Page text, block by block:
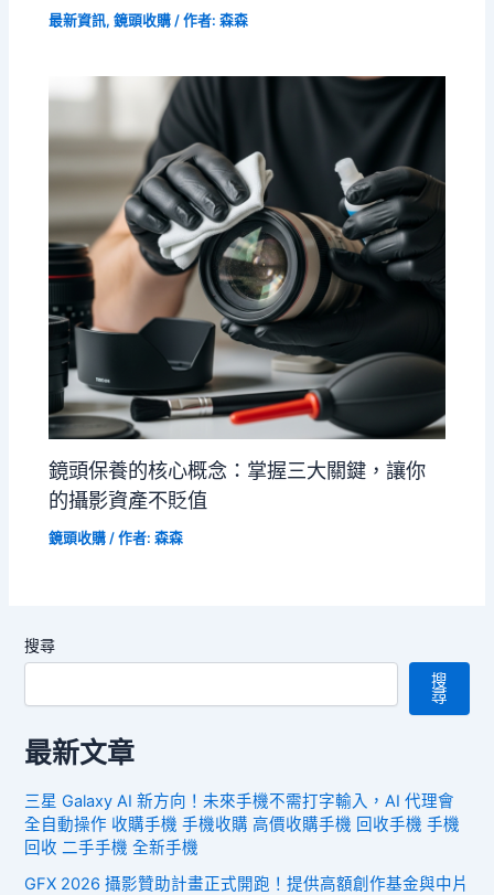
最新資訊,鏡頭收購 / 作者:森森
鏡頭保養的核心概念：掌握三大關鍵，讓你
的攝影資產不貶值
鏡頭收購 / 作者:森森
搜尋
搜
尋
最新文章
三星 Galaxy AI 新方向！未來手機不需打字輸入，AI 代理會
全自動操作 收購手機 手機收購 高價收購手機 回收手機 手機
回收 二手手機 全新手機
GFX 2026 攝影贊助計畫正式開跑！提供高額創作基金與中片